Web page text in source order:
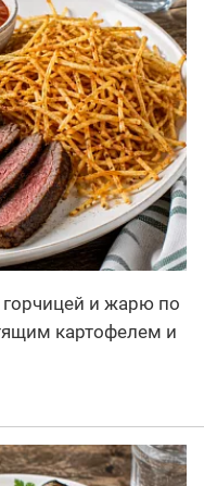
и жарю по
картофелем и